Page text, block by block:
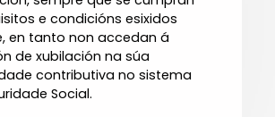
e condicións esixidos
en tanto non accedan á
de xubilación na súa
contributiva no sistema
Social.